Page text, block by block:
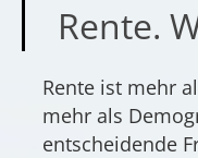
Rente.
Rente ist mehr
mehr als
entscheidende